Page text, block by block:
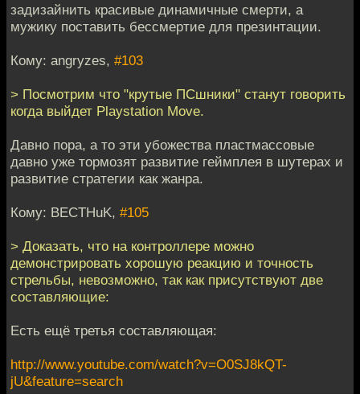
задизайнить красивые динамичные смерти, а
мужику поставить бессмертие для презинтации.
Кому: angryzes, #103
> Посмотрим что "крутые ПСшники" станут говорить
когда выйдет Playstation Move.
Давно пора, а то эти убожества пластмассовые
давно уже тормозят развитие геймплея в шутерах и
развитие стратегии как жанра.
Кому: BECTHuK, #105
> Доказать, что на контроллере можно
демонстрировать хорошую реакцию и точность
стрельбы, невозможно, так как присутствуют две
составляющие:
Есть ещё третья составляющая:
http://www.youtube.com/watch?v=O0SJ8kQT-
jU&feature=search